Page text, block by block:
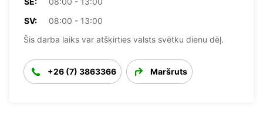
SV:
08:00 - 13:00
Šis darba laiks var atšķirties valsts svētku dienu dēļ.
+26 (7) 3863366 Maršruts